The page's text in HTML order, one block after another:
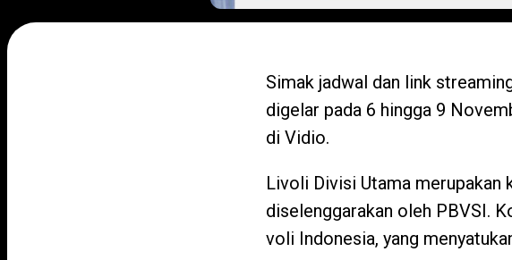
Simak jadwal dan link
digelar pada 6 hingga 9
di Vidio.
Livoli Divisi Utama
diselenggarakan oleh PBVSI.
voli Indonesia, yang